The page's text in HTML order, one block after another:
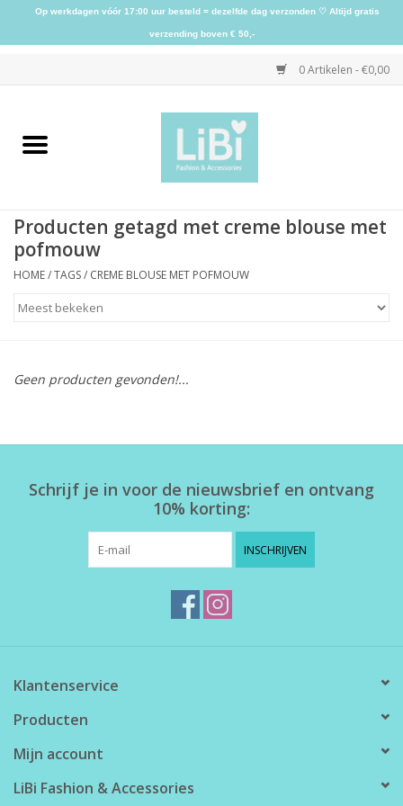
0 Artikelen - €0,00
Home
Kleding
Accessoires
Home deco
SALE
Producten getagd met creme blouse met
pofmouw
HOME/TAGS/ CREME BLOUSE MET POFMOUW
Geen producten gevonden!...
Schrijf je in voor de nieuwsbrief en ontvang
10% korting:
INSCHRIJVEN
Klantenservice
Producten
Mijn account
LiBi Fashion & Accessories
Op werkdagen vóór 17:00 uur besteld = dezelfde dag verzonden ♡ Altijd gratis
verzending boven € 50,-